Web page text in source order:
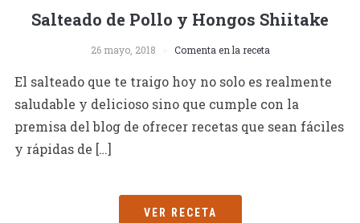
Salteado de Pollo y Hongos Shiitake
26 mayo, 2018 Comenta en la receta
El salteado que te traigo hoy no solo es realmente
saludable y delicioso sino que cumple con la
premisa del blog de ofrecer recetas que sean fáciles
y rápidas de […]
VER RECETA